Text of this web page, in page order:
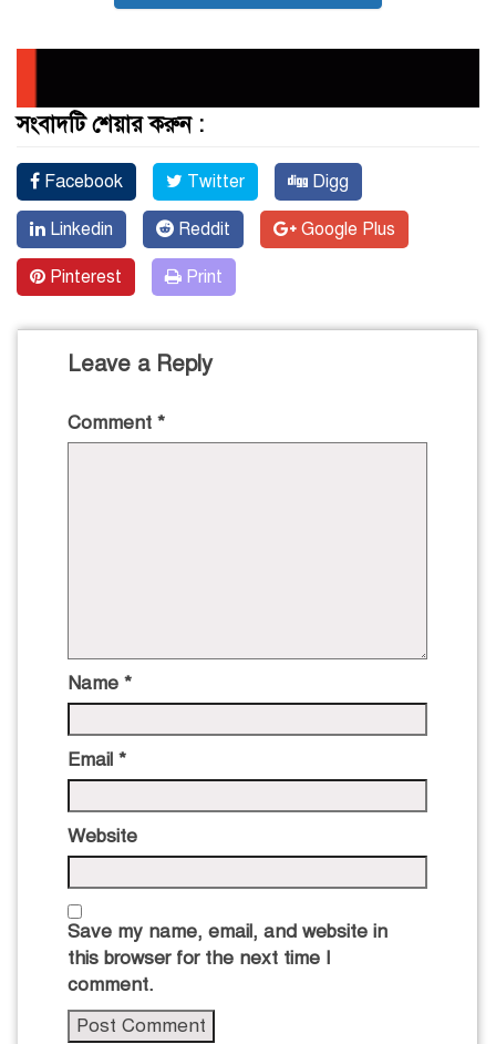
সংবাদটি শেয়ার করুন :
Facebook Twitter Digg
Linkedin Reddit Google Plus
Pinterest Print
Leave a Reply
Comment *
Name *
Email *
Website
Save my name, email, and website in
this browser for the next time I
comment.